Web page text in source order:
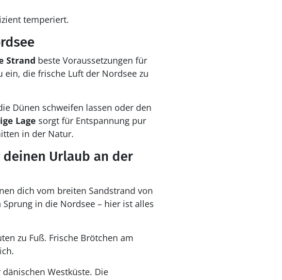
temperiert.
Strand beste Voraussetzungen für
ein, die frische Luft der Nordsee zu
Dünen schweifen lassen oder den
Lage sorgt für Entspannung pur
in der Natur.
Urlaub an der
dich vom breiten Sandstrand von
in die Nordsee – hier ist alles
zu Fuß. Frische Brötchen am
Westküste. Die